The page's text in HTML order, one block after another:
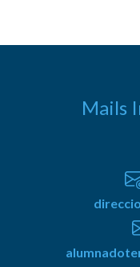
Mails